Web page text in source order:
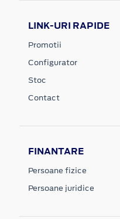
LINK-URI RAPIDE
Promotii
Configurator
Stoc
Contact
FINANTARE
Persoane fizice
Persoane juridice